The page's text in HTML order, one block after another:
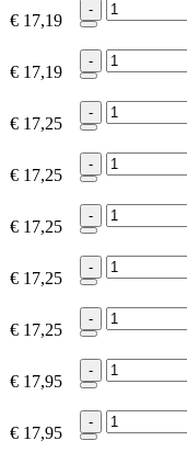
€ 17,19
-
€ 17,19
-
€ 17,25
-
€ 17,25
-
€ 17,25
-
€ 17,25
-
€ 17,25
-
€ 17,95
-
€ 17,95
-